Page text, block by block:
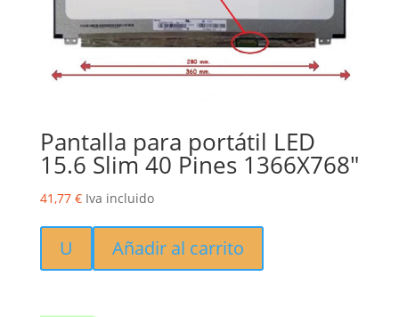
Pantalla para portátil LED
15.6 Slim 40 Pines 1366X768″
41,77 € Iva incluido
U Añadir al carrito